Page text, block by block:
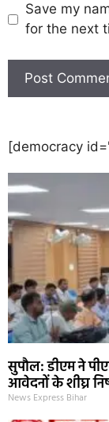
Save my
for the next
[democracy
सुपौल: डीएम ने
आवेदनों के शीघ्र
News Express Bihar